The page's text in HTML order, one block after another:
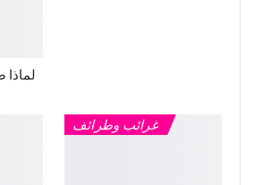
لماذا
غرائب وطرائف